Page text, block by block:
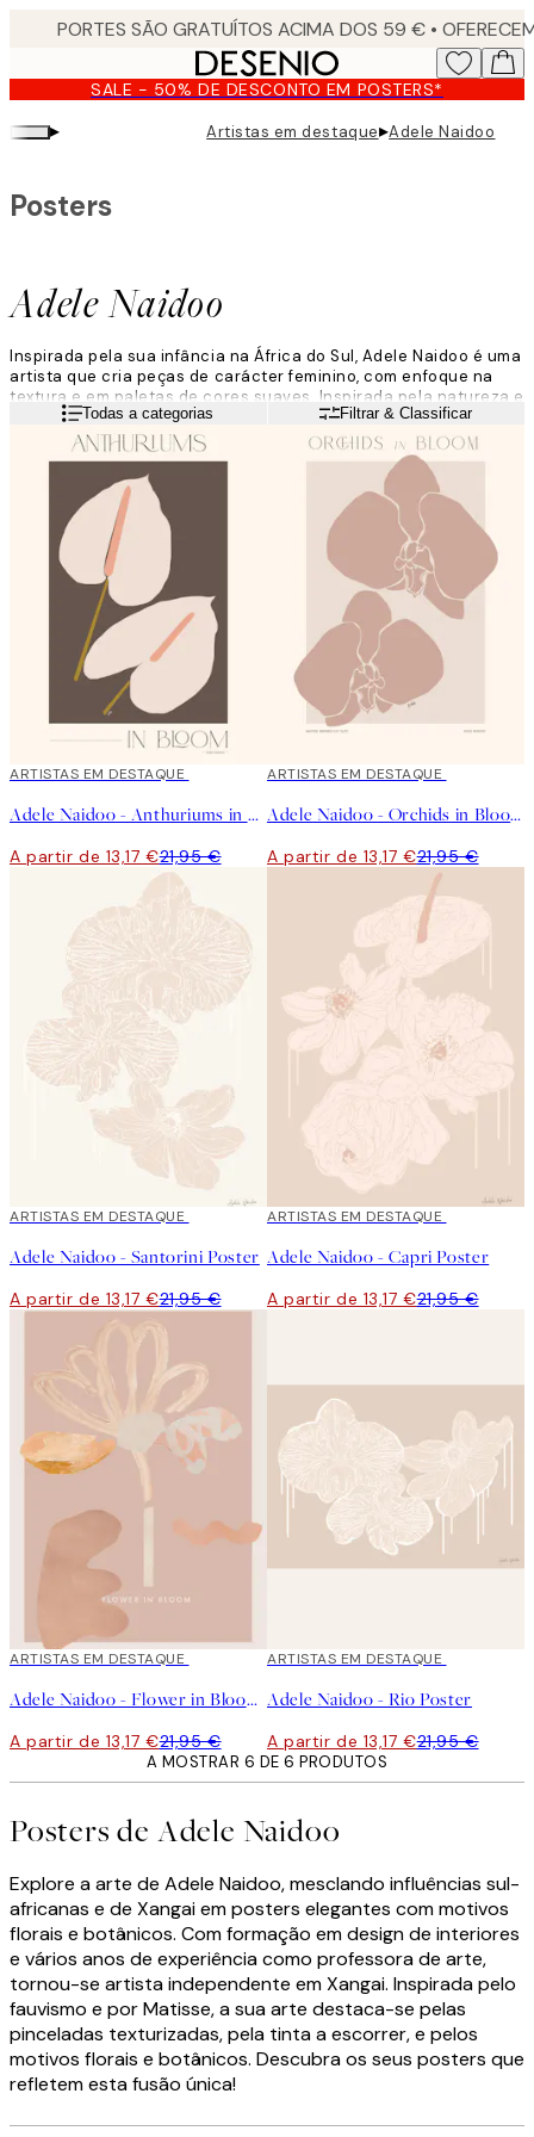
content. SALE - 50% DE DESCONTO EM POSTERS*
▸ Artistas em destaque▸Adele Naidoo
Adele Naidoo
Posters
Inspirada pela sua infância na África do Sul, Adele Naidoo é uma
artista que cria peças de carácter feminino, com enfoque na
textura e em paletas de cores suaves. Inspirada pela natureza e
por composições florais, Naidoo alia a arte acrílica ao digital,
para obter um resultado relaxante, mas ao mesmo tempo,
requintado.
Leia maisTodas a categorias Filtrar & Classificar
40%*
ARTISTAS EM DESTAQUE
Adele Naidoo - Anthuriums in Bloom Poster
A partir de 13,17 €21,95 €
40%*
ARTISTAS EM DESTAQUE
Adele Naidoo - Orchids in Bloom Poster
A partir de 13,17 €21,95 €
40%*
ARTISTAS EM DESTAQUE
Adele Naidoo - Santorini Poster
A partir de 13,17 €21,95 €
40%*
ARTISTAS EM DESTAQUE
Adele Naidoo - Capri Poster
A partir de 13,17 €21,95 €
40%*
ARTISTAS EM DESTAQUE
Adele Naidoo - Flower in Bloom Poster
A partir de 13,17 €21,95 €
40%*
ARTISTAS EM DESTAQUE
Adele Naidoo - Rio Poster
A partir de 13,17 €21,95 €
A MOSTRAR 6 DE 6 PRODUTOS
Posters de Adele Naidoo
Explore a arte de Adele Naidoo, mesclando influências sul-
africanas e de Xangai em posters elegantes com motivos
florais e botânicos. Com formação em design de interiores
e vários anos de experiência como professora de arte,
tornou-se artista independente em Xangai. Inspirada pelo
fauvismo e por Matisse, a sua arte destaca-se pelas
pinceladas texturizadas, pela tinta a escorrer, e pelos
motivos florais e botânicos. Descubra os seus posters que
refletem esta fusão única!